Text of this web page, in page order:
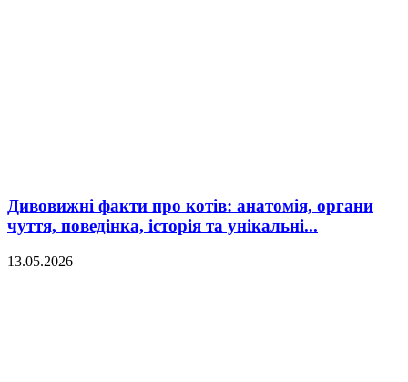
Дивовижні факти про котів: анатомія, органи
чуття, поведінка, історія та унікальні...
13.05.2026